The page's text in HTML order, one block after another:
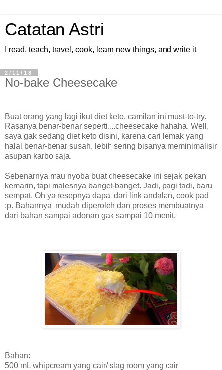
Catatan Astri
I read, teach, travel, cook, learn new things, and write it
2/11/18
No-bake Cheesecake
Buat orang yang lagi ikut diet keto, camilan ini must-to-try.
Rasanya benar-benar seperti....cheesecake hahaha. Well,
saya gak sedang diet keto disini, karena cari lemak yang
halal benar-benar susah, lebih sering bisanya meminimalisir
asupan karbo saja.
Sebenarnya mau nyoba buat cheesecake ini sejak pekan
kemarin, tapi malesnya banget-banget. Jadi, pagi tadi, baru
sempat. Oh ya resepnya dapat dari link andalan, cook pad
:p. Bahannya mudah diperoleh dan proses membuatnya
dari bahan sampai adonan gak sampai 10 menit.
Bahan:
500 mL whipcream yang cair/ slag room yang cair